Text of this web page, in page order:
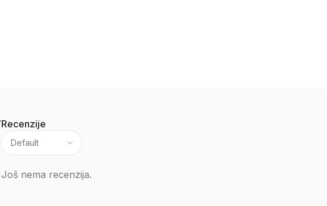
Recenzije
Još nema recenzija.